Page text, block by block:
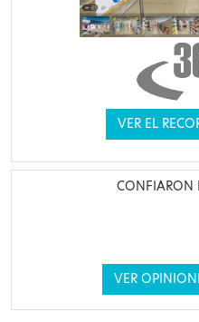
VER EL
CONFIARON
VER